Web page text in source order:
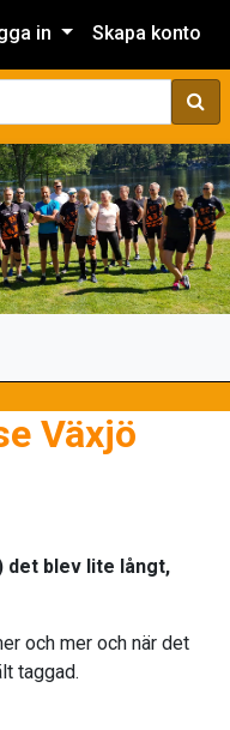
in Skapa konto
Sök
Växjö
det blev lite långt,
och mer och när det
taggad.